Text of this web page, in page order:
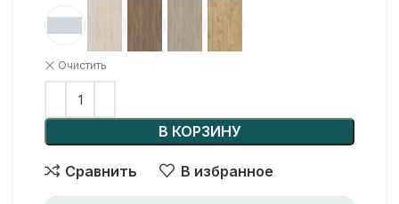
Очистить
В КОРЗИНУ
Сравнить В избранное